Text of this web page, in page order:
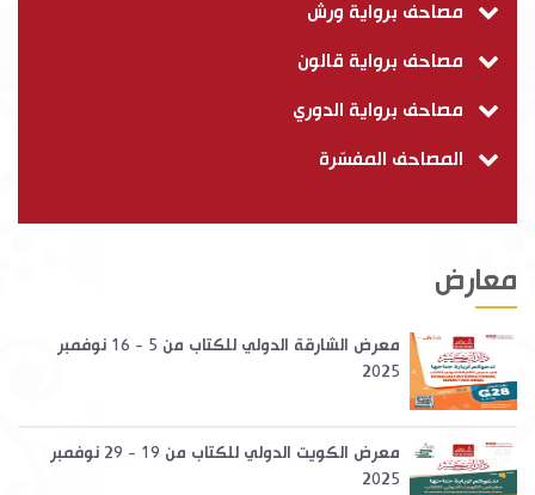
مصاحف برواية ورش
مصاحف برواية قالون
مصاحف برواية الدوري
المصاحف المفسّرة
معارض
معرض الشارقة الدولي للكتاب من 5 - 16 نوفمبر
2025
معرض الكويت الدولي للكتاب من 19 - 29 نوفمبر
2025